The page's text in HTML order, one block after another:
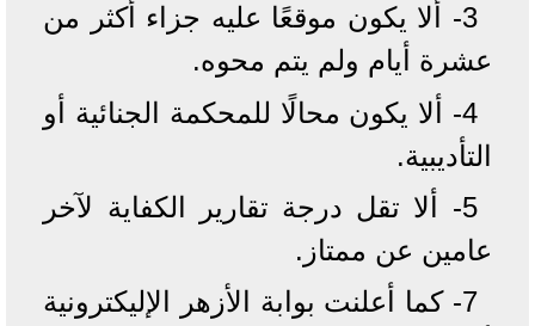
3- ألا يكون موقعًا عليه جزاء أكثر من
عشرة أيام ولم يتم محوه.
4- ألا يكون محالًا للمحكمة الجنائية أو
التأديبية.
5- ألا تقل درجة تقارير الكفاية لآخر
عامين عن ممتاز.
7- كما أعلنت بوابة الأزهر الإليكترونية